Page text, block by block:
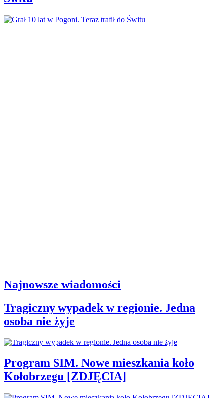
Najnowsze wiadomości
Tragiczny wypadek w regionie. Jedna
osoba nie żyje
Program SIM. Nowe mieszkania koło
Kołobrzegu [ZDJĘCIA]